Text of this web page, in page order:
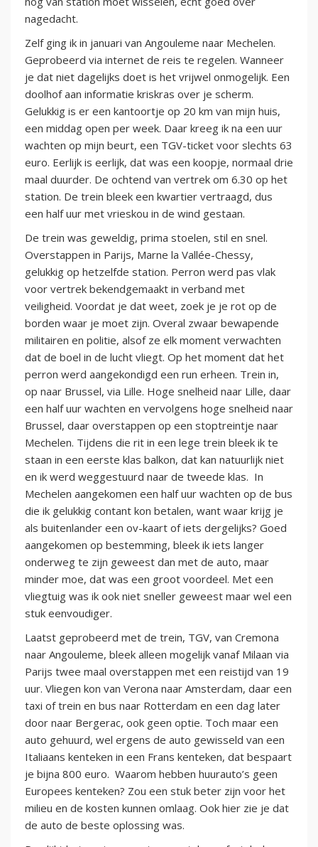
nagedacht.
Zelf ging ik in januari van Angouleme naar Mechelen.
Geprobeerd via internet de reis te regelen. Wanneer
je dat niet dagelijks doet is het vrijwel onmogelijk. Een
doolhof aan informatie kriskras over je scherm.
Gelukkig is er een kantoortje op 20 km van mijn huis,
een middag open per week. Daar kreeg ik na een uur
wachten op mijn beurt, een TGV-ticket voor slechts 63
euro. Eerlijk is eerlijk, dat was een koopje, normaal drie
maal duurder. De ochtend van vertrek om 6.30 op het
station. De trein bleek een kwartier vertraagd, dus
een half uur met vrieskou in de wind gestaan.
De trein was geweldig, prima stoelen, stil en snel.
Overstappen in Parijs, Marne la Vallée-Chessy,
gelukkig op hetzelfde station. Perron werd pas vlak
voor vertrek bekendgemaakt in verband met
veiligheid. Voordat je dat weet, zoek je je rot op de
borden waar je moet zijn. Overal zwaar bewapende
militairen en politie, alsof ze elk moment verwachten
dat de boel in de lucht vliegt. Op het moment dat het
perron werd aangekondigd een run erheen. Trein in,
op naar Brussel, via Lille. Hoge snelheid naar Lille, daar
een half uur wachten en vervolgens hoge snelheid naar
Brussel, daar overstappen op een stoptreintje naar
Mechelen. Tijdens die rit in een lege trein bleek ik te
staan in een eerste klas balkon, dat kan natuurlijk niet
en ik werd weggestuurd naar de tweede klas. In
Mechelen aangekomen een half uur wachten op de bus
die ik gelukkig contant kon betalen, want waar krijg je
als buitenlander een ov-kaart of iets dergelijks? Goed
aangekomen op bestemming, bleek ik iets langer
onderweg te zijn geweest dan met de auto, maar
minder moe, dat was een groot voordeel. Met een
vliegtuig was ik ook niet sneller geweest maar wel een
stuk eenvoudiger.
Laatst geprobeerd met de trein, TGV, van Cremona
naar Angouleme, bleek alleen mogelijk vanaf Milaan via
Parijs twee maal overstappen met een reistijd van 19
uur. Vliegen kon van Verona naar Amsterdam, daar een
taxi of trein en bus naar Rotterdam en een dag later
door naar Bergerac, ook geen optie. Toch maar een
auto gehuurd, wel ergens de auto gewisseld van een
Italiaans kenteken in een Frans kenteken, dat bespaart
je bijna 800 euro. Waarom hebben huurauto’s geen
Europees kenteken? Zou een stuk beter zijn voor het
milieu en de kosten kunnen omlaag. Ook hier zie je dat
de auto de beste oplossing was.